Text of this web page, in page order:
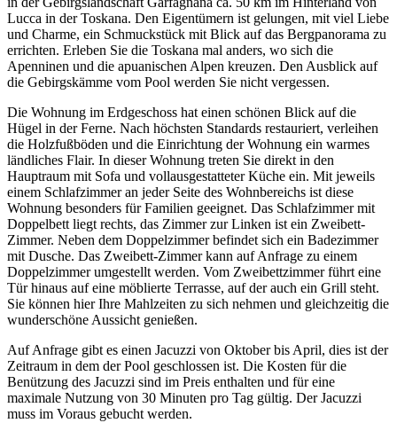
Lucca in der Toskana. Den Eigentümern ist gelungen, mit viel Liebe
und Charme, ein Schmuckstück mit Blick auf das Bergpanorama zu
errichten. Erleben Sie die Toskana mal anders, wo sich die
Apenninen und die apuanischen Alpen kreuzen. Den Ausblick auf
die Gebirgskämme vom Pool werden Sie nicht vergessen.
Die Wohnung im Erdgeschoss hat einen schönen Blick auf die
Hügel in der Ferne. Nach höchsten Standards restauriert, verleihen
die Holzfußböden und die Einrichtung der Wohnung ein warmes
ländliches Flair. In dieser Wohnung treten Sie direkt in den
Hauptraum mit Sofa und vollausgestatteter Küche ein. Mit jeweils
einem Schlafzimmer an jeder Seite des Wohnbereichs ist diese
Wohnung besonders für Familien geeignet. Das Schlafzimmer mit
Doppelbett liegt rechts, das Zimmer zur Linken ist ein Zweibett-
Zimmer. Neben dem Doppelzimmer befindet sich ein Badezimmer
mit Dusche. Das Zweibett-Zimmer kann auf Anfrage zu einem
Doppelzimmer umgestellt werden. Vom Zweibettzimmer führt eine
Tür hinaus auf eine möblierte Terrasse, auf der auch ein Grill steht.
Sie können hier Ihre Mahlzeiten zu sich nehmen und gleichzeitig die
wunderschöne Aussicht genießen.
Auf Anfrage gibt es einen Jacuzzi von Oktober bis April, dies ist der
Zeitraum in dem der Pool geschlossen ist. Die Kosten für die
Benützung des Jacuzzi sind im Preis enthalten und für eine
maximale Nutzung von 30 Minuten pro Tag gültig. Der Jacuzzi
muss im Voraus gebucht werden.